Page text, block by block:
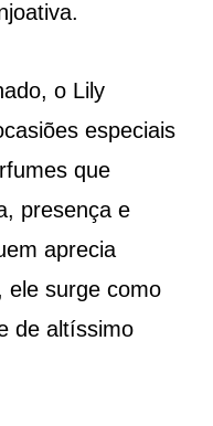
o Lily
especiais
que
presença e
aprecia
ele surge como
de altíssimo